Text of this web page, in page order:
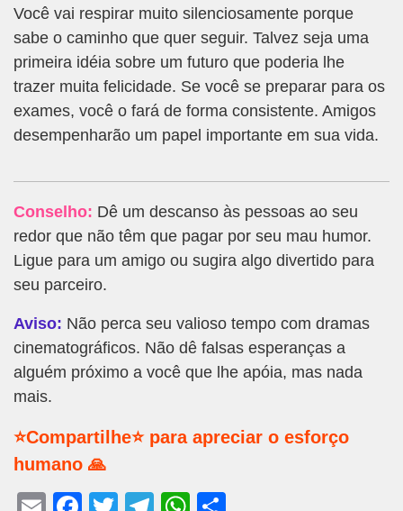
Você vai respirar muito silenciosamente porque
sabe o caminho que quer seguir. Talvez seja uma
primeira idéia sobre um futuro que poderia lhe
trazer muita felicidade. Se você se preparar para os
exames, você o fará de forma consistente. Amigos
desempenharão um papel importante em sua vida.
Conselho: Dê um descanso às pessoas ao seu
redor que não têm que pagar por seu mau humor.
Ligue para um amigo ou sugira algo divertido para
seu parceiro.
Aviso: Não perca seu valioso tempo com dramas
cinematográficos. Não dê falsas esperanças a
alguém próximo a você que lhe apóia, mas nada
mais.
⭐Compartilhe⭐ para apreciar o esforço
humano 🙏